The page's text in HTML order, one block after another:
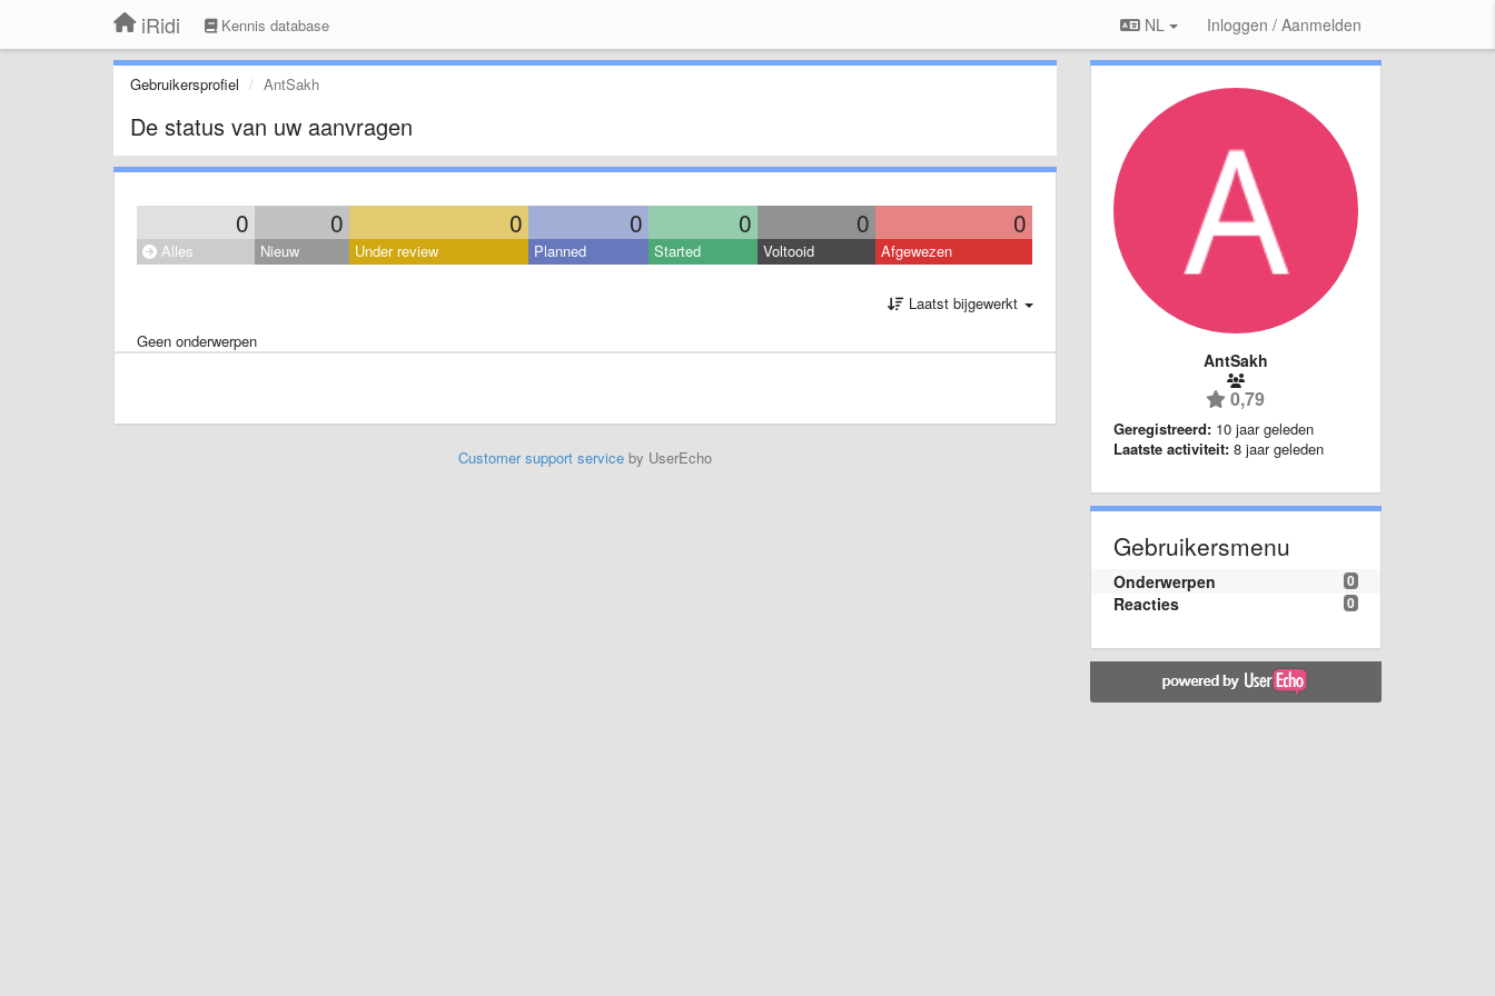
iRidi Kennis database NL Inloggen / Aanmelden
Gebruikersprofiel AntSakh
De status van uw aanvragen
0 0 0 0 0 0 0
Alles Nieuw Under review Planned Started Voltooid Afgewezen
Laatst bijgewerkt
Geen onderwerpen
Customer support serviceby UserEcho
AntSakh
0,79
Geregistreerd: 10 jaar geleden
Laatste activiteit: 8 jaar geleden
Gebruikersmenu
0
Onderwerpen
0
Reacties